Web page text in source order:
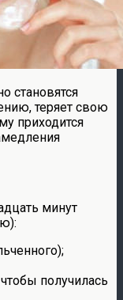
становятся
теряет свою
приходится
минут
получилась